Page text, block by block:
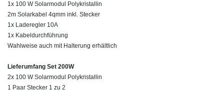
1x 100 W Solarmodul Polykristallin
2m Solarkabel 4qmm inkl. Stecker
1x Laderegler 10A
1x Kabeldurchführung
Wahlweise auch mit Halterung erhältlich
Lieferumfang Set 200W
2x 100 W Solarmodul Polykristallin
1 Paar Stecker 1 zu 2